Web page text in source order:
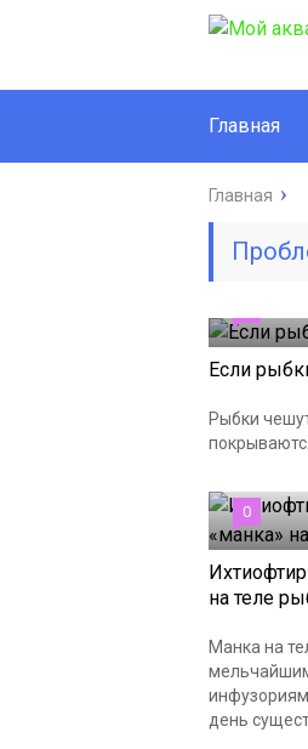
Главная
Главная
Если
Рыбки
0
на теле
Манка на
день